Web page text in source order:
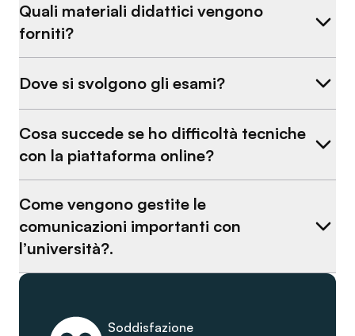
Quali materiali didattici vengono
forniti?
Dove si svolgono gli esami?
Cosa succede se ho difficoltà tecniche
con la piattaforma online?
Come vengono gestite le
comunicazioni importanti con
l’università?.
Soddisfazione